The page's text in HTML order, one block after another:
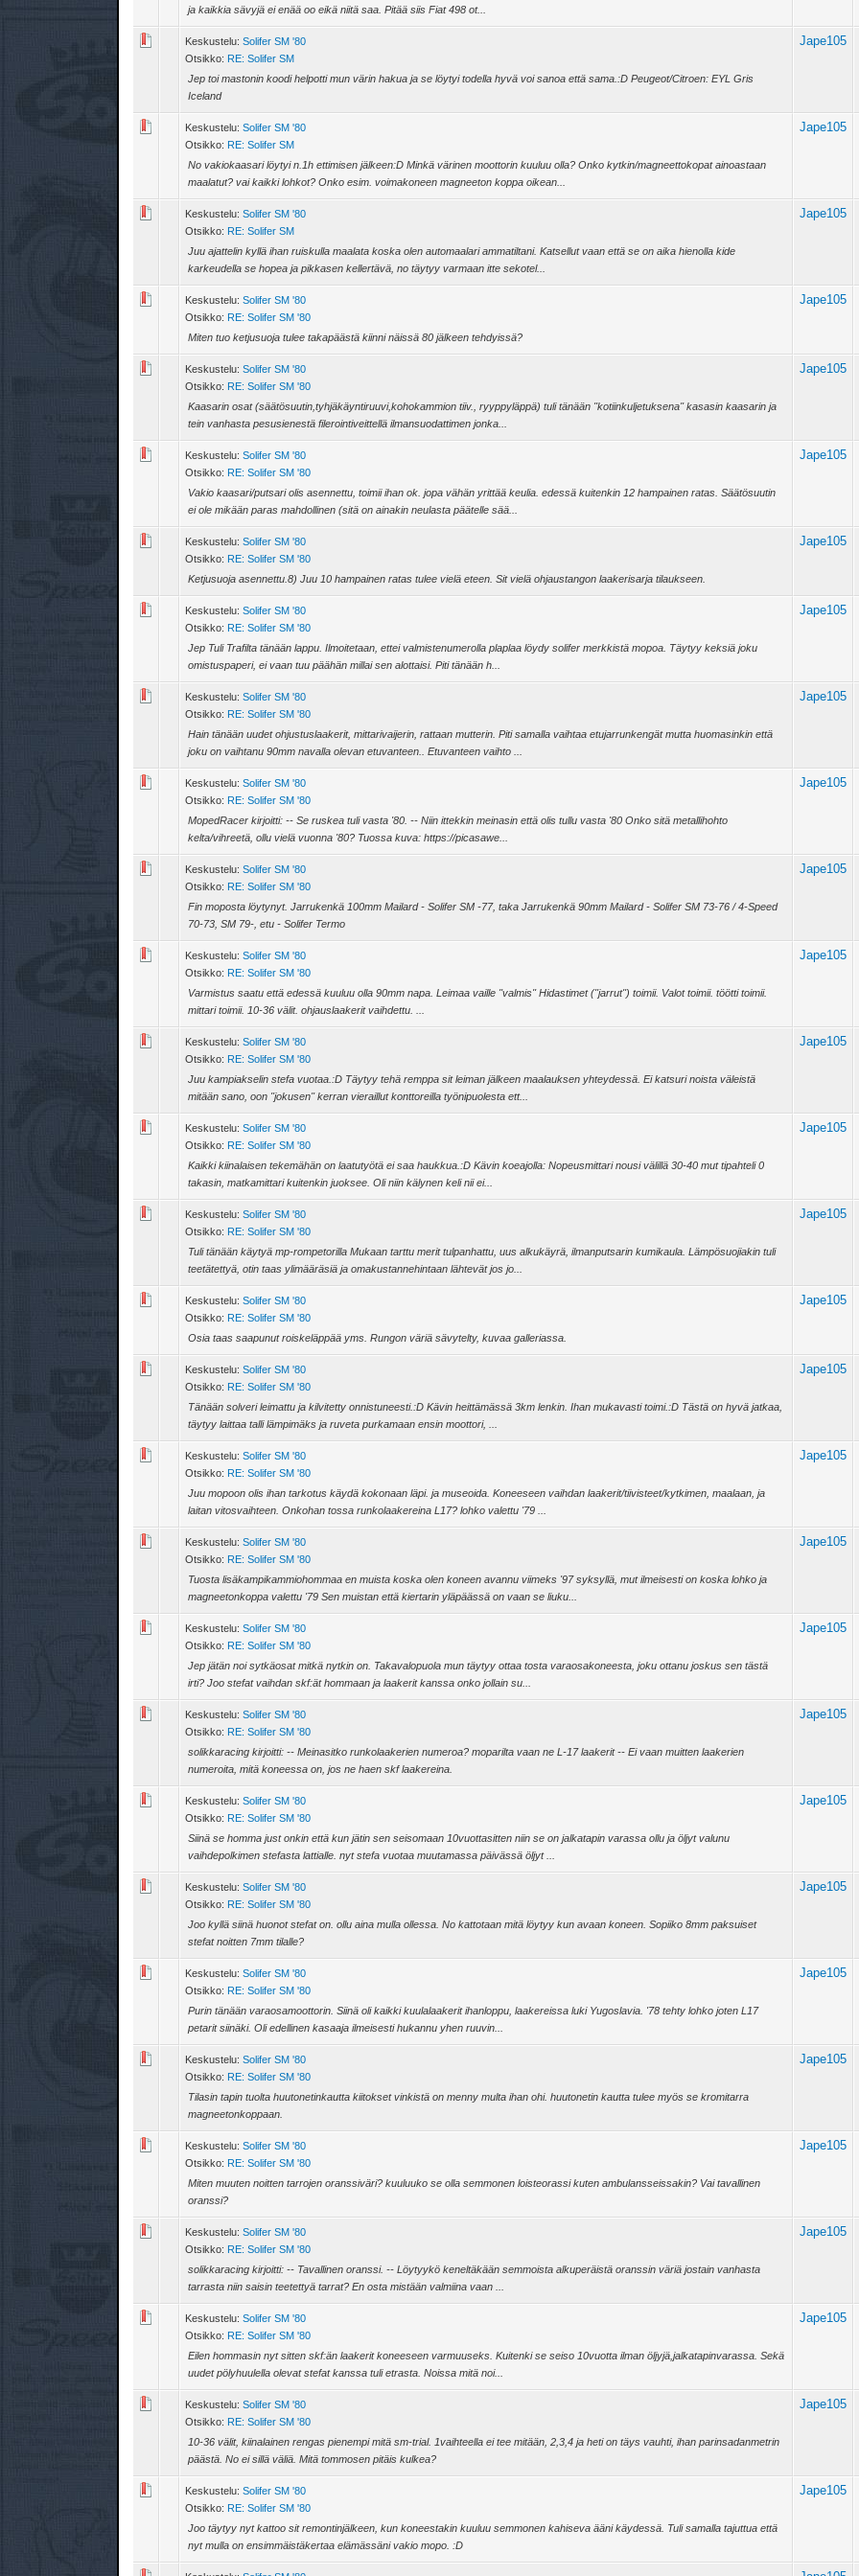
ja kaikkia sävyjä ei enää oo eikä niitä saa. Pitää siis Fiat 498 ot...
Keskustelu:Solifer SM '80
Otsikko: RE: Solifer SM
Jep toi mastonin koodi helpotti mun värin hakua ja se löytyi todella hyvä voi sanoa että sama.:D Peugeot/Citroen: EYL Gris
Iceland
Jape105
Keskustelu:Solifer SM '80
Otsikko: RE: Solifer SM
No vakiokaasari löytyi n.1h ettimisen jälkeen:D Minkä värinen moottorin kuuluu olla? Onko kytkin/magneettokopat ainoastaan
maalatut? vai kaikki lohkot? Onko esim. voimakoneen magneeton koppa oikean...
Jape105
Keskustelu:Solifer SM '80
Otsikko: RE: Solifer SM
Juu ajattelin kyllä ihan ruiskulla maalata koska olen automaalari ammatiltani. Katsellut vaan että se on aika hienolla kide
karkeudella se hopea ja pikkasen kellertävä, no täytyy varmaan itte sekotel...
Jape105
Keskustelu:Solifer SM '80
Otsikko: RE: Solifer SM '80
Miten tuo ketjusuoja tulee takapäästä kiinni näissä 80 jälkeen tehdyissä?
Jape105
Keskustelu:Solifer SM '80
Otsikko: RE: Solifer SM '80
Kaasarin osat (säätösuutin,tyhjäkäyntiruuvi,kohokammion tiiv., ryyppyläppä) tuli tänään ''kotiinkuljetuksena'' kasasin kaasarin ja
tein vanhasta pesusienestä filerointiveittellä ilmansuodattimen jonka...
Jape105
Keskustelu:Solifer SM '80
Otsikko: RE: Solifer SM '80
Vakio kaasari/putsari olis asennettu, toimii ihan ok. jopa vähän yrittää keulia. edessä kuitenkin 12 hampainen ratas. Säätösuutin
ei ole mikään paras mahdollinen (sitä on ainakin neulasta päätelle sää...
Jape105
Keskustelu:Solifer SM '80
Otsikko: RE: Solifer SM '80
Ketjusuoja asennettu.8) Juu 10 hampainen ratas tulee vielä eteen. Sit vielä ohjaustangon laakerisarja tilaukseen.
Jape105
Keskustelu:Solifer SM '80
Otsikko: RE: Solifer SM '80
Jep Tuli Trafilta tänään lappu. Ilmoitetaan, ettei valmistenumerolla plaplaa löydy solifer merkkistä mopoa. Täytyy keksiä joku
omistuspaperi, ei vaan tuu päähän millai sen alottaisi. Piti tänään h...
Jape105
Keskustelu:Solifer SM '80
Otsikko: RE: Solifer SM '80
Hain tänään uudet ohjustuslaakerit, mittarivaijerin, rattaan mutterin. Piti samalla vaihtaa etujarrunkengät mutta huomasinkin että
joku on vaihtanu 90mm navalla olevan etuvanteen.. Etuvanteen vaihto ...
Jape105
Keskustelu:Solifer SM '80
Otsikko: RE: Solifer SM '80
MopedRacer kirjoitti: -- Se ruskea tuli vasta '80. -- Niin ittekkin meinasin että olis tullu vasta '80 Onko sitä metallihohto
kelta/vihreetä, ollu vielä vuonna '80? Tuossa kuva: https://picasawe...
Jape105
Keskustelu:Solifer SM '80
Otsikko: RE: Solifer SM '80
Fin moposta löytynyt. Jarrukenkä 100mm Mailard - Solifer SM -77, taka Jarrukenkä 90mm Mailard - Solifer SM 73-76 / 4-Speed
70-73, SM 79-, etu - Solifer Termo
Jape105
Keskustelu:Solifer SM '80
Otsikko: RE: Solifer SM '80
Varmistus saatu että edessä kuuluu olla 90mm napa. Leimaa vaille ''valmis'' Hidastimet (''jarrut'') toimii. Valot toimii. töötti toimii.
mittari toimii. 10-36 välit. ohjauslaakerit vaihdettu. ...
Jape105
Keskustelu:Solifer SM '80
Otsikko: RE: Solifer SM '80
Juu kampiakselin stefa vuotaa.:D Täytyy tehä remppa sit leiman jälkeen maalauksen yhteydessä. Ei katsuri noista väleistä
mitään sano, oon ''jokusen'' kerran vieraillut konttoreilla työnipuolesta ett...
Jape105
Keskustelu:Solifer SM '80
Otsikko: RE: Solifer SM '80
Kaikki kiinalaisen tekemähän on laatutyötä ei saa haukkua.:D Kävin koeajolla: Nopeusmittari nousi välillä 30-40 mut tipahteli 0
takasin, matkamittari kuitenkin juoksee. Oli niin kälynen keli nii ei...
Jape105
Keskustelu:Solifer SM '80
Otsikko: RE: Solifer SM '80
Tuli tänään käytyä mp-rompetorilla Mukaan tarttu merit tulpanhattu, uus alkukäyrä, ilmanputsarin kumikaula. Lämpösuojiakin tuli
teetätettyä, otin taas ylimääräsiä ja omakustannehintaan lähtevät jos jo...
Jape105
Keskustelu:Solifer SM '80
Otsikko: RE: Solifer SM '80
Osia taas saapunut roiskeläppää yms. Rungon väriä sävytelty, kuvaa galleriassa.
Jape105
Keskustelu:Solifer SM '80
Otsikko: RE: Solifer SM '80
Tänään solveri leimattu ja kilvitetty onnistuneesti.:D Kävin heittämässä 3km lenkin. Ihan mukavasti toimi.:D Tästä on hyvä jatkaa,
täytyy laittaa talli lämpimäks ja ruveta purkamaan ensin moottori, ...
Jape105
Keskustelu:Solifer SM '80
Otsikko: RE: Solifer SM '80
Juu mopoon olis ihan tarkotus käydä kokonaan läpi. ja museoida. Koneeseen vaihdan laakerit/tiivisteet/kytkimen, maalaan, ja
laitan vitosvaihteen. Onkohan tossa runkolaakereina L17? lohko valettu '79 ...
Jape105
Keskustelu:Solifer SM '80
Otsikko: RE: Solifer SM '80
Tuosta lisäkampikammiohommaa en muista koska olen koneen avannu viimeks '97 syksyllä, mut ilmeisesti on koska lohko ja
magneetonkoppa valettu '79 Sen muistan että kiertarin yläpäässä on vaan se liuku...
Jape105
Keskustelu:Solifer SM '80
Otsikko: RE: Solifer SM '80
Jep jätän noi sytkäosat mitkä nytkin on. Takavalopuola mun täytyy ottaa tosta varaosakoneesta, joku ottanu joskus sen tästä
irti? Joo stefat vaihdan skf:ät hommaan ja laakerit kanssa onko jollain su...
Jape105
Keskustelu:Solifer SM '80
Otsikko: RE: Solifer SM '80
solikkaracing kirjoitti: -- Meinasitko runkolaakerien numeroa? moparilta vaan ne L-17 laakerit -- Ei vaan muitten laakerien
numeroita, mitä koneessa on, jos ne haen skf laakereina.
Jape105
Keskustelu:Solifer SM '80
Otsikko: RE: Solifer SM '80
Siinä se homma just onkin että kun jätin sen seisomaan 10vuottasitten niin se on jalkatapin varassa ollu ja öljyt valunu
vaihdepolkimen stefasta lattialle. nyt stefa vuotaa muutamassa päivässä öljyt ...
Jape105
Keskustelu:Solifer SM '80
Otsikko: RE: Solifer SM '80
Joo kyllä siinä huonot stefat on. ollu aina mulla ollessa. No kattotaan mitä löytyy kun avaan koneen. Sopiiko 8mm paksuiset
stefat noitten 7mm tilalle?
Jape105
Keskustelu:Solifer SM '80
Otsikko: RE: Solifer SM '80
Purin tänään varaosamoottorin. Siinä oli kaikki kuulalaakerit ihanloppu, laakereissa luki Yugoslavia. '78 tehty lohko joten L17
petarit siinäki. Oli edellinen kasaaja ilmeisesti hukannu yhen ruuvin...
Jape105
Keskustelu:Solifer SM '80
Otsikko: RE: Solifer SM '80
Tilasin tapin tuolta huutonetinkautta kiitokset vinkistä on menny multa ihan ohi. huutonetin kautta tulee myös se kromitarra
magneetonkoppaan.
Jape105
Keskustelu:Solifer SM '80
Otsikko: RE: Solifer SM '80
Miten muuten noitten tarrojen oranssiväri? kuuluuko se olla semmonen loisteorassi kuten ambulansseissakin? Vai tavallinen
oranssi?
Jape105
Keskustelu:Solifer SM '80
Otsikko: RE: Solifer SM '80
solikkaracing kirjoitti: -- Tavallinen oranssi. -- Löytyykö keneltäkään semmoista alkuperäistä oranssin väriä jostain vanhasta
tarrasta niin saisin teetettyä tarrat? En osta mistään valmiina vaan ...
Jape105
Keskustelu:Solifer SM '80
Otsikko: RE: Solifer SM '80
Eilen hommasin nyt sitten skf:än laakerit koneeseen varmuuseks. Kuitenki se seiso 10vuotta ilman öljyjä,jalkatapinvarassa. Sekä
uudet pölyhuulella olevat stefat kanssa tuli etrasta. Noissa mitä noi...
Jape105
Keskustelu:Solifer SM '80
Otsikko: RE: Solifer SM '80
10-36 välit, kiinalainen rengas pienempi mitä sm-trial. 1vaihteella ei tee mitään, 2,3,4 ja heti on täys vauhti, ihan parinsadanmetrin
päästä. No ei sillä väliä. Mitä tommosen pitäis kulkea?
Jape105
Keskustelu:Solifer SM '80
Otsikko: RE: Solifer SM '80
Joo täytyy nyt kattoo sit remontinjälkeen, kun koneestakin kuuluu semmonen kahiseva ääni käydessä. Tuli samalla tajuttua että
nyt mulla on ensimmäistäkertaa elämässäni vakio mopo. :D
Jape105